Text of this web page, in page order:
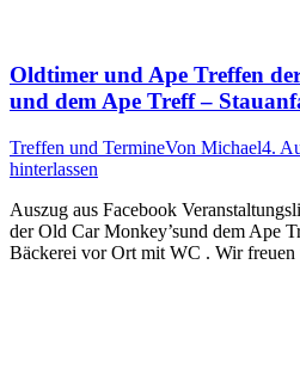
Oldtimer und Ape Treffen
und dem Ape Treff –
Treffen und TermineVon Michael4.
hinterlassen
Auszug aus Facebook
der Old Car Monkey’sund dem Ape
Bäckerei vor Ort mit WC . Wir freuen